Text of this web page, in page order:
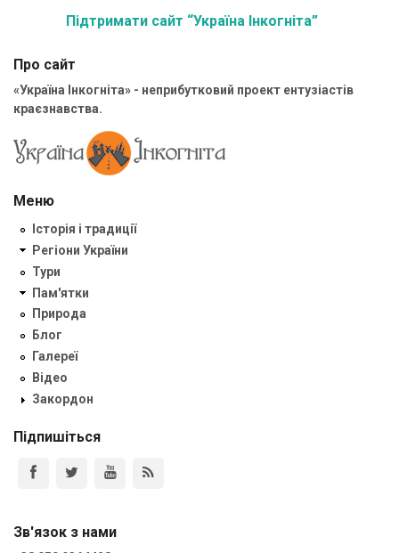
Підтримати сайт “Україна Інкогніта”
Про сайт
«Україна Інкогніта» - неприбутковий проект ентузіастів
краєзнавства.
Меню
Історія і традиції
Регіони України
Тури
Пам'ятки
Природа
Блог
Галереї
Відео
Закордон
Підпишіться
Зв'язок з нами